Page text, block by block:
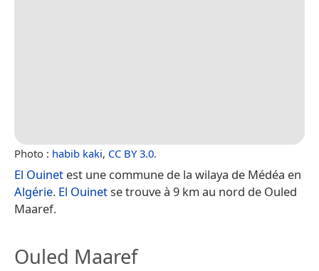
Photo : habib kaki, CC BY 3.0.
El Ouinet est une commune de la wilaya de Médéa en
Algérie. El Ouinetse trouve à 9 km au nord de Ouled
Maaref.
Ouled Maaref